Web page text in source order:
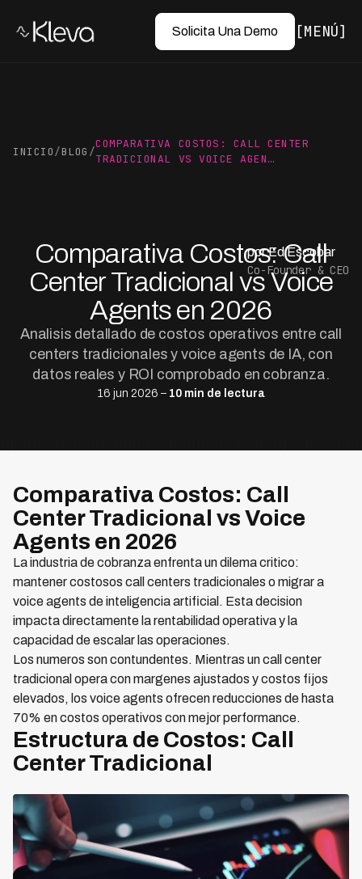
Solicita Una Demo MENÚ
INICIO/BLOG /
COMPARATIVA COSTOS: CALL CENTER
TRADICIONAL VS VOICE AGEN…
Comparativa Costos: Call
Center Tradicional vs Voice
Agents en 2026
Analisis detallado de costos operativos entre call
centers tradicionales y voice agents de IA, con
datos reales y ROI comprobado en cobranza.
16 jun 2026 – 10 min de lectura
por Ed Escobar
Co-Founder & CEO
Comparativa Costos: Call
Center Tradicional vs Voice
Agents en 2026
La industria de cobranza enfrenta un dilema critico:
mantener costosos call centers tradicionales o migrar a
voice agents de inteligencia artificial. Esta decision
impacta directamente la rentabilidad operativa y la
capacidad de escalar las operaciones.
Los numeros son contundentes. Mientras un call center
tradicional opera con margenes ajustados y costos fijos
elevados, los voice agents ofrecen reducciones de hasta
70% en costos operativos con mejor performance.
Estructura de Costos: Call
Center Tradicional